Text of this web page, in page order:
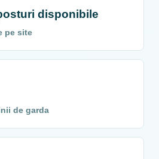
disponibile
pe site
de garda